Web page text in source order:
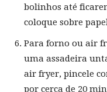
bolinhos até
coloque sobre
Para forno ou air
uma assadeira
air fryer, pincele
por cerca de 20